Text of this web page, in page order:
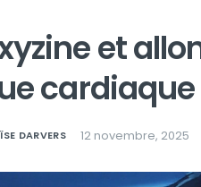
et
cardiaque
DARVERS 12 novembre, 2025